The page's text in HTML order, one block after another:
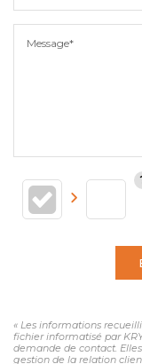
Message*
« Les informations
fichier informatisé par
demande de contact.
gestion de la relation